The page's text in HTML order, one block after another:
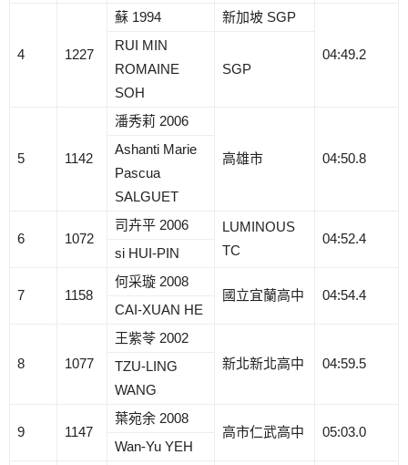
4 1227
蘇 1994 新加坡 SGP
04:49.2
RUI MIN
ROMAINE
SOH
SGP
5 1142
潘秀莉 2006
高雄市 04:50.8
Ashanti Marie
Pascua
SALGUET
6 1072
司卉平 2006
LUMINOUS
TC
04:52.4
si HUI-PIN
7 1158
何采璇 2008
國立宜蘭高中
04:54.4
CAI-XUAN HE
8 1077
王紫苓 2002
新北新北高中
04:59.5
TZU-LING
WANG
9 1147
葉宛余 2008
高市仁武高中
05:03.0
Wan-Yu YEH